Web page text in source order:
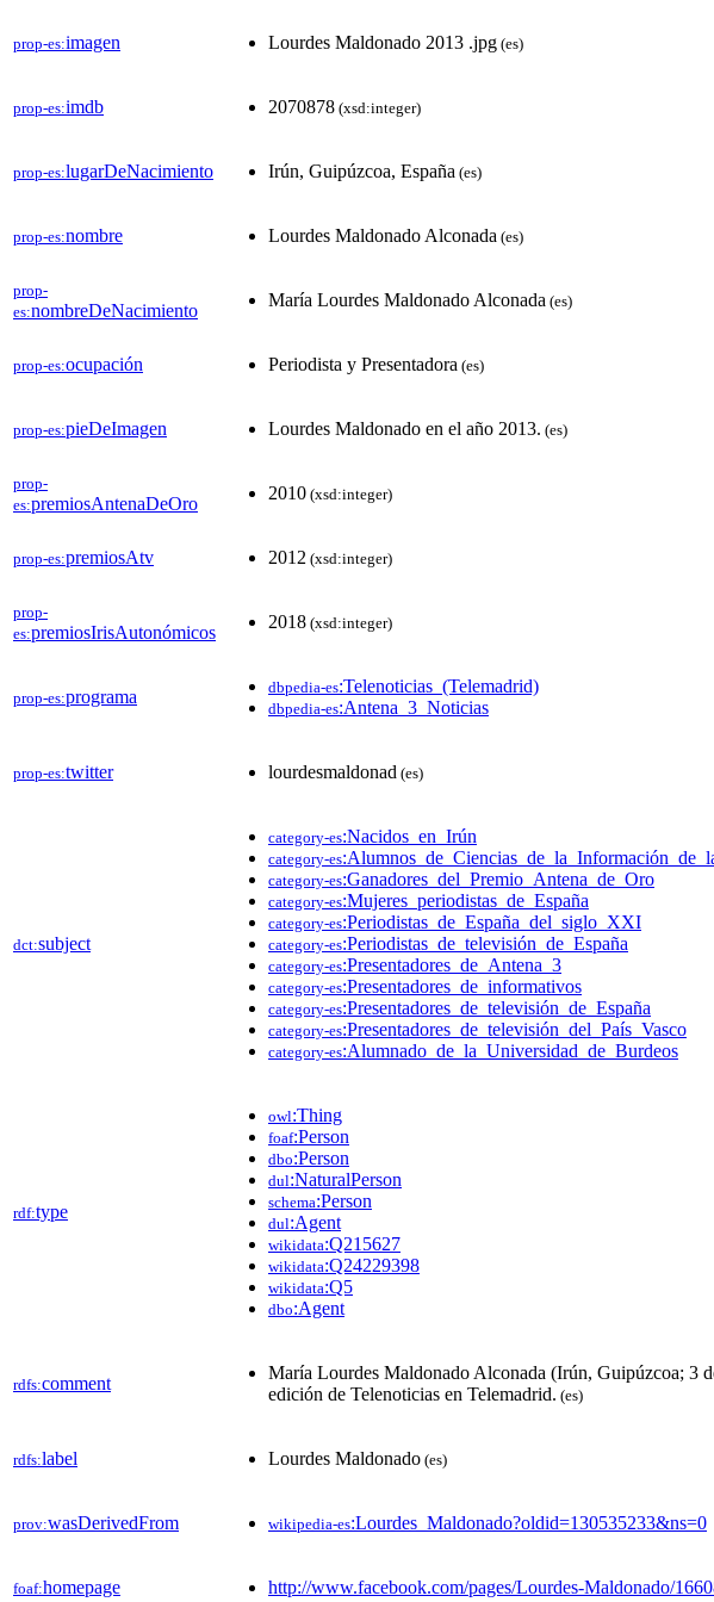
prop-es:imagen Lourdes Maldonado 2013 .jpg (es)
prop-es:imdb 2070878 (xsd:integer)
prop-es:lugarDeNacimiento Irún, Guipúzcoa, España (es)
prop-es:nombre Lourdes Maldonado Alconada (es)
prop-
es:nombreDeNacimiento
María Lourdes Maldonado Alconada (es)
prop-es:ocupación Periodista y Presentadora (es)
prop-es:pieDeImagen Lourdes Maldonado en el año 2013. (es)
prop-
es:premiosAntenaDeOro
2010 (xsd:integer)
prop-es:premiosAtv 2012 (xsd:integer)
prop-
es:premiosIrisAutonómicos
2018 (xsd:integer)
prop-es:programa dbpedia-es:Telenoticias_(Telemadrid)
dbpedia-es:Antena_3_Noticias
prop-es:twitter lourdesmaldonad (es)
dct:subject
category-es:Nacidos_en_Irún
category-es
category-es:Ganadores_del_Premio_Antena_de_Oro
category-es:Mujeres_periodistas_de_España
category-es:Periodistas_de_España_del_siglo_XXI
category-es:Periodistas_de_televisión_de_España
category-es:Presentadores_de_Antena_3
category-es:Presentadores_de_informativos
category-es:Presentadores_de_televisión_de_España
category-es:Presentadores_de_televisión_del_País_Vasco
category-es:Alumnado_de_la_Universidad_de_Burdeos
rdf:type
owl:Thing
foaf:Person
dbo:Person
dul:NaturalPerson
schema:Person
dul:Agent
wikidata:Q215627
wikidata:Q24229398
wikidata:Q5
dbo:Agent
rdfs:comment
María Lourdes Maldonado Alconada (Irún, Guipúzcoa; 3
edición de Telenoticias en Telemadrid. (es)
rdfs:label Lourdes Maldonado (es)
prov:wasDerivedFrom wikipedia-es:Lourdes_Maldonado?oldid=130535233&ns=0
foaf:homepage http://www.facebook.com/pages/Lourdes-Maldonado/